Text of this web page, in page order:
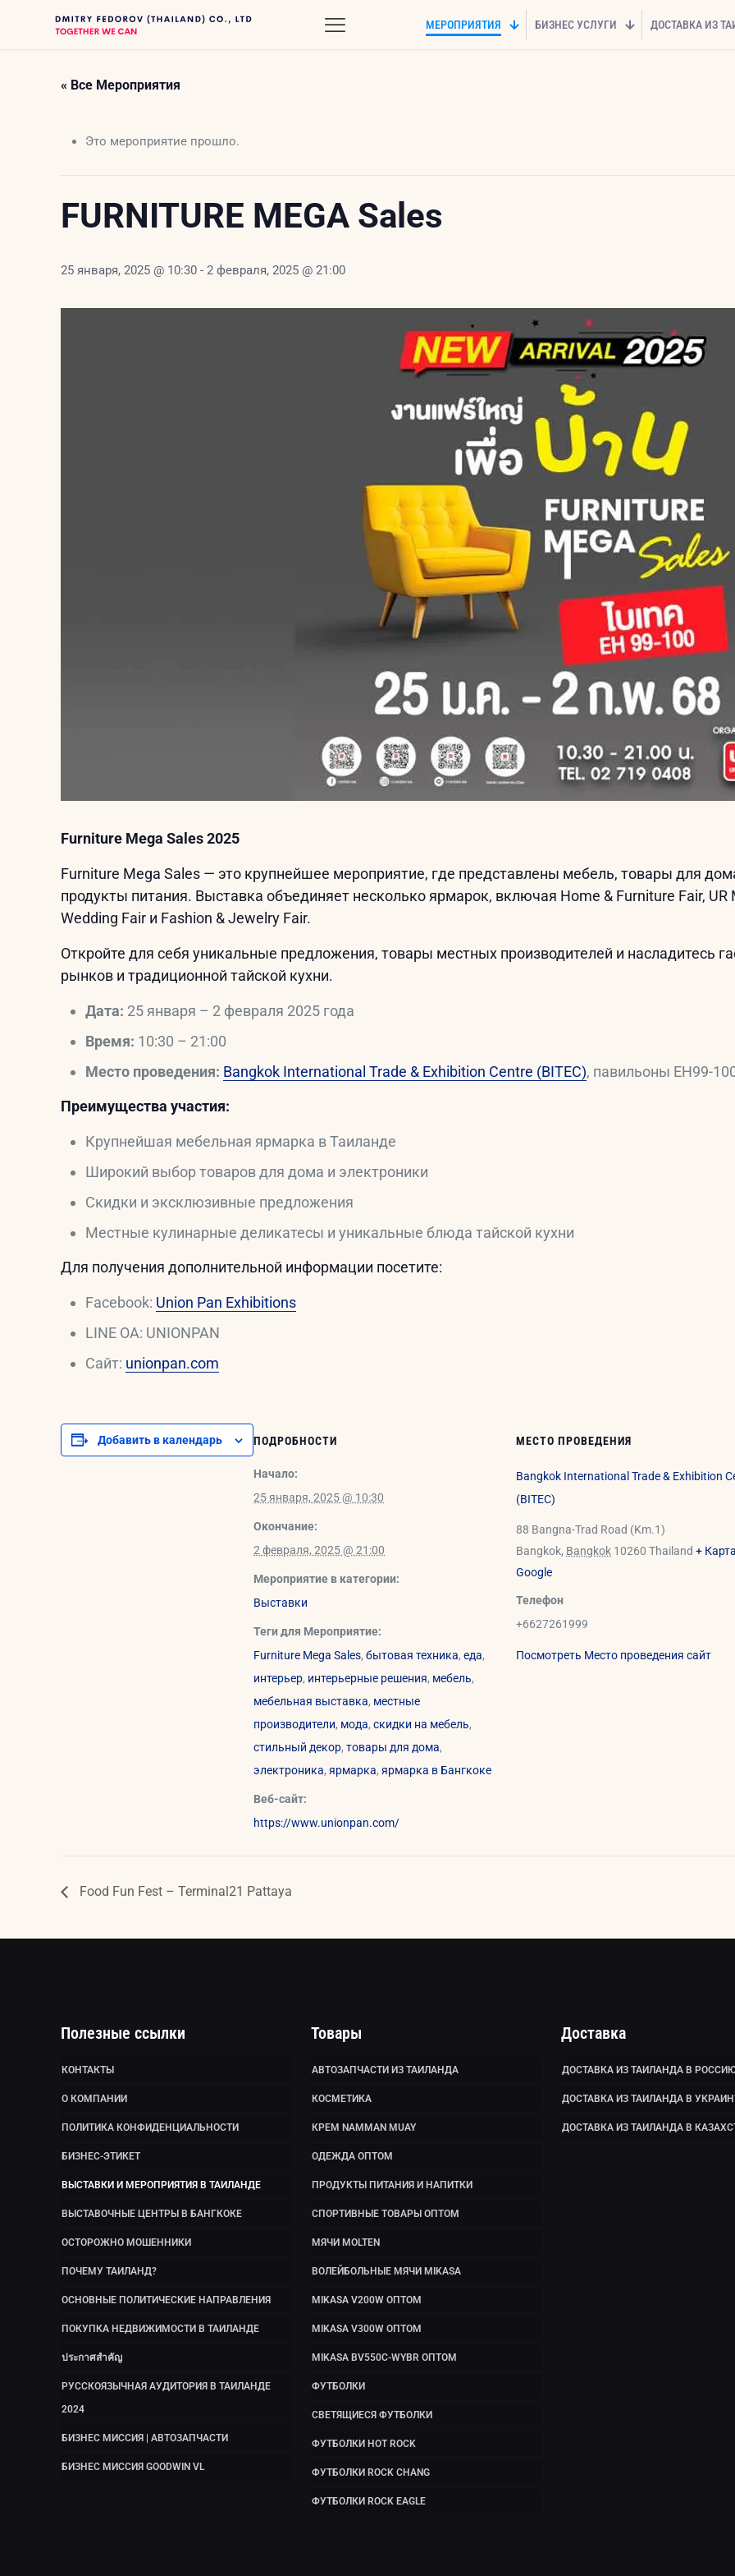
МЕРОПРИЯТИЯ БИЗНЕС УСЛУГИ ДОСТАВКА ИЗ
« Все Мероприятия
Это мероприятие прошло.
FURNITURE MEGA Sales
25 января, 2025 @ 10:30 -2 февраля, 2025 @ 21:00
Furniture Mega Sales 2025
Furniture Mega Sales — это крупнейшее мероприятие, где представлены мебель, товары для
продукты питания. Выставка объединяет несколько ярмарок, включая Home & Furniture Fair, UR
Wedding Fair и Fashion & Jewelry Fair.
Откройте для себя уникальные предложения, товары местных производителей и насладитесь
рынков и традиционной тайской кухни.
Дата: 25 января – 2 февраля 2025 года
Время: 10:30 – 21:00
Место проведения: Bangkok International Trade & Exhibition Centre (BITEC), павильоны EH99-
Преимущества участия:
Крупнейшая мебельная ярмарка в Таиланде
Широкий выбор товаров для дома и электроники
Скидки и эксклюзивные предложения
Местные кулинарные деликатесы и уникальные блюда тайской кухни
Для получения дополнительной информации посетите:
Facebook: Union Pan Exhibitions
LINE OA: UNIONPAN
Сайт: unionpan.com
Добавить в календарь ПОДРОБНОСТИ
Начало:
25 января, 2025 @ 10:30
Окончание:
2 февраля, 2025 @ 21:00
Мероприятие в категории:
Выставки
Теги для Мероприятие:
Furniture Mega Sales,бытовая техника,еда,
интерьер, интерьерные решения, мебель,
мебельная выставка, местные
производители, мода,скидки на мебель,
стильный декор,товары для дома,
электроника,ярмарка,ярмарка в Бангкоке
Веб-сайт:
https://www.unionpan.com/
МЕСТО ПРОВЕДЕНИЯ
Bangkok International Trade & Exhibition
(BITEC)
88 Bangna-Trad Road (Km.1)
Bangkok, Bangkok 10260 Thailand + Карта
Google
Телефон
+6627261999
Посмотреть Место проведения сайт
Food Fun Fest – Terminal21 Pattaya
Полезные ссылки
КОНТАКТЫ
О КОМПАНИИ
ПОЛИТИКА КОНФИДЕНЦИАЛЬНОСТИ
БИЗНЕС-ЭТИКЕТ
ВЫСТАВКИ И МЕРОПРИЯТИЯ В ТАИЛАНДЕ
ВЫСТАВОЧНЫЕ ЦЕНТРЫ В БАНГКОКЕ
ОСТОРОЖНО МОШЕННИКИ
ПОЧЕМУ ТАИЛАНД?
ОСНОВНЫЕ ПОЛИТИЧЕСКИЕ НАПРАВЛЕНИЯ
ПОКУПКА НЕДВИЖИМОСТИ В ТАИЛАНДЕ
ประกาศสำคัญ
РУССКОЯЗЫЧНАЯ АУДИТОРИЯ В ТАИЛАНДЕ
2024
БИЗНЕС МИССИЯ | АВТОЗАПЧАСТИ
БИЗНЕС МИССИЯ GOODWIN VL
Товары
АВТОЗАПЧАСТИ ИЗ ТАИЛАНДА
КОСМЕТИКА
КРЕМ NAMMAN MUAY
ОДЕЖДА ОПТОМ
ПРОДУКТЫ ПИТАНИЯ И НАПИТКИ
СПОРТИВНЫЕ ТОВАРЫ ОПТОМ
МЯЧИ MOLTEN
ВОЛЕЙБОЛЬНЫЕ МЯЧИ MIKASA
MIKASA V200W ОПТОМ
MIKASA V300W ОПТОМ
MIKASA BV550C-WYBR ОПТОМ
ФУТБОЛКИ
СВЕТЯЩИЕСЯ ФУТБОЛКИ
ФУТБОЛКИ HOT ROCK
ФУТБОЛКИ ROCK CHANG
ФУТБОЛКИ ROCK EAGLE
Доставка
ДОСТАВКА ИЗ ТАИЛАНДА В
ДОСТАВКА ИЗ ТАИЛАНДА В
ДОСТАВКА ИЗ ТАИЛАНДА В